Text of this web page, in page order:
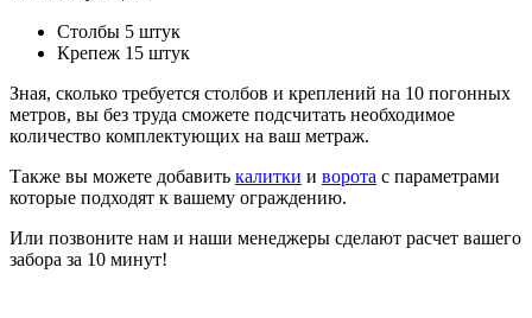
Столбы 5 штук
Крепеж 15 штук
Зная, сколько требуется столбов и креплений на 10 погонных
метров, вы без труда сможете подсчитать необходимое
количество комплектующих на ваш метраж.
Также вы можете добавить калитки и ворота с параметрами
которые подходят к вашему ограждению.
Или позвоните нам и наши менеджеры сделают расчет вашего
забора за 10 минут!